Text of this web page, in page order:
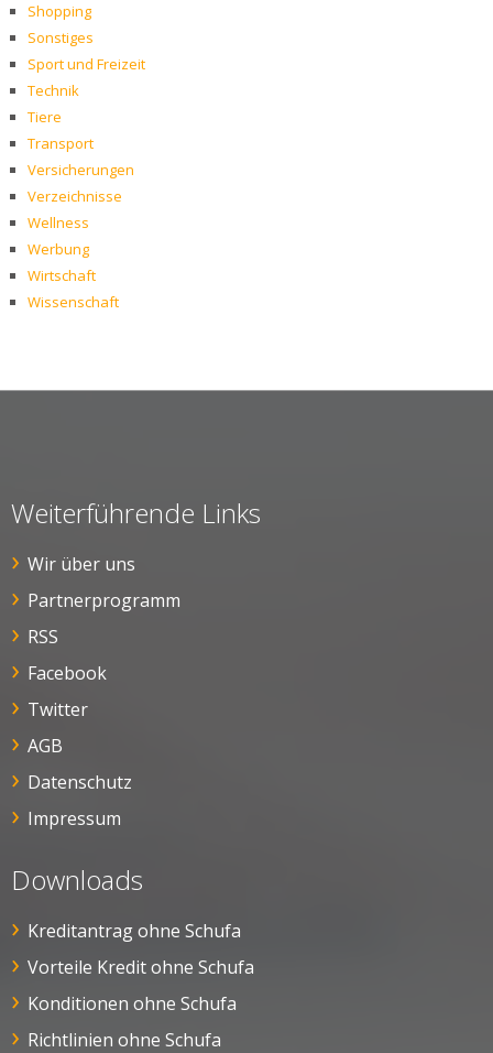
Shopping
Sonstiges
Sport und Freizeit
Technik
Tiere
Transport
Versicherungen
Verzeichnisse
Wellness
Werbung
Wirtschaft
Wissenschaft
Weiterführende Links
Wir über uns
Partnerprogramm
RSS
Facebook
Twitter
AGB
Datenschutz
Impressum
Downloads
Kreditantrag ohne Schufa
Vorteile Kredit ohne Schufa
Konditionen ohne Schufa
Richtlinien ohne Schufa